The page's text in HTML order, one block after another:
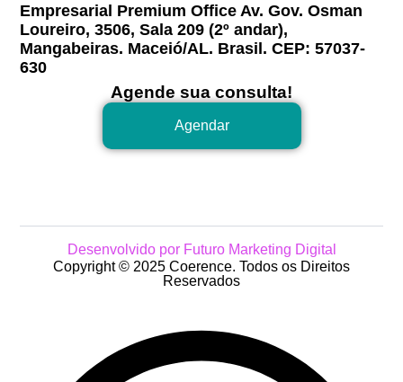
Empresarial Premium Office Av. Gov. Osman
Loureiro, 3506, Sala 209 (2º andar),
Mangabeiras. Maceió/AL. Brasil. CEP: 57037-
630
Agende sua consulta!
Agendar
Desenvolvido por Futuro Marketing Digital
Copyright © 2025 Coerence. Todos os Direitos
Reservados